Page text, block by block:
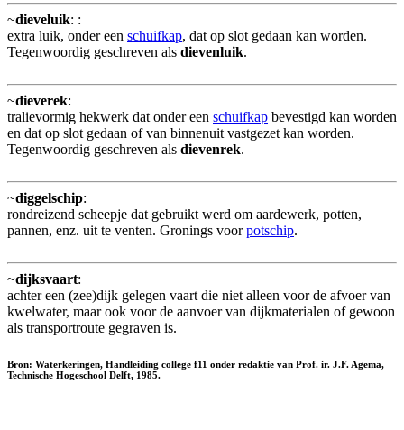
~dieveluik: :
extra luik, onder een schuifkap, dat op slot gedaan kan worden.
Tegenwoordig geschreven als dievenluik.
~dieverek:
tralievormig hekwerk dat onder een schuifkap bevestigd kan worden
en dat op slot gedaan of van binnenuit vastgezet kan worden.
Tegenwoordig geschreven als dievenrek.
~diggelschip:
rondreizend scheepje dat gebruikt werd om aardewerk, potten,
pannen, enz. uit te venten. Gronings voorpotschip.
~dijksvaart:
achter een (zee)dijk gelegen vaart die niet alleen voor de afvoer van
kwelwater, maar ook voor de aanvoer van dijkmaterialen of gewoon
als transportroute gegraven is.
Bron: Waterkeringen, Handleiding college f11 onder redaktie van Prof. ir. J.F. Agema,
Technische Hogeschool Delft, 1985.